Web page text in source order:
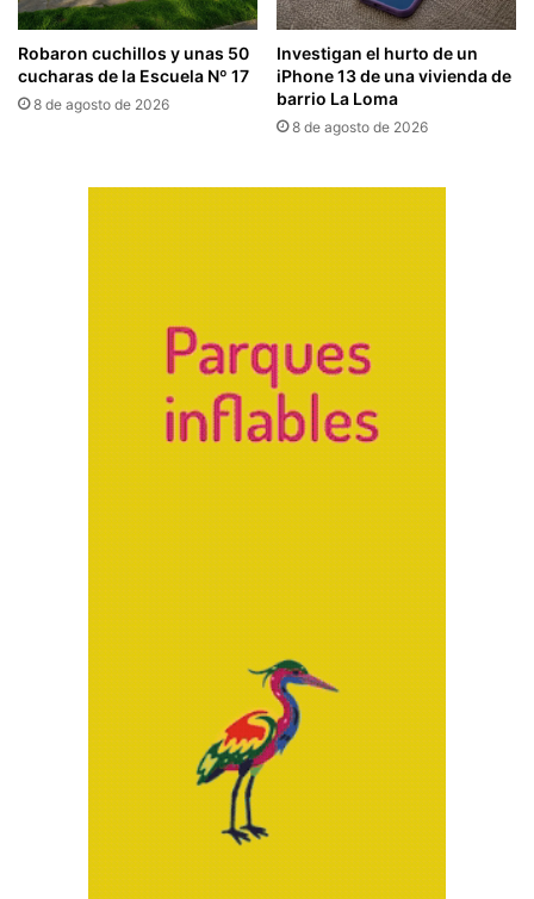
Robaron cuchillos y unas 50
cucharas de la Escuela Nº 17
8 de agosto de 2026
Investigan el hurto de un
iPhone 13 de una vivienda de
barrio La Loma
8 de agosto de 2026